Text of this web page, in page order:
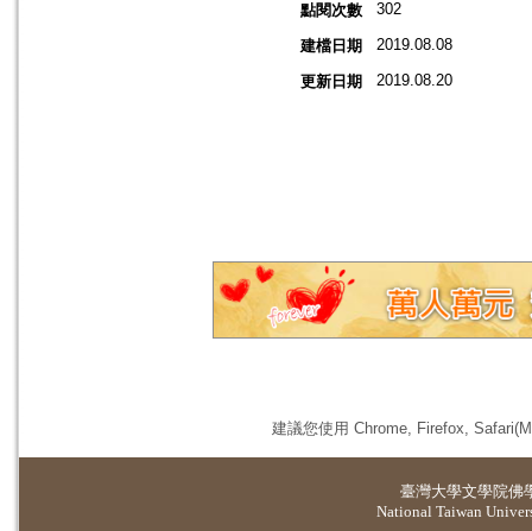
點閱次數
302
建檔日期 2019.08.08
更新日期 2019.08.20
建議您使用 Chrome, Firefox,
臺灣大學文學院佛
National Taiwan